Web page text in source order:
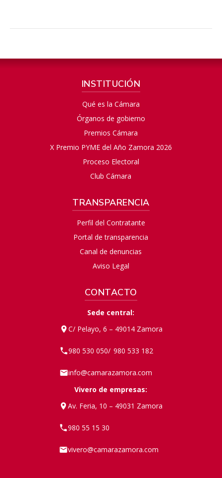
INSTITUCIÓN
Qué es la Cámara
Órganos de gobierno
Premios Cámara
X Premio PYME del Año Zamora 2026
Proceso Electoral
Club Cámara
TRANSPARENCIA
Perfil del Contratante
Portal de transparencia
Canal de denuncias
Aviso Legal
CONTACTO
Sede central:
C/ Pelayo, 6 – 49014 Zamora
980 530 050/ 980 533 182
info@camarazamora.com
Vivero de empresas:
Av. Feria, 10 – 49031 Zamora
980 55 15 30
vivero@camarazamora.com